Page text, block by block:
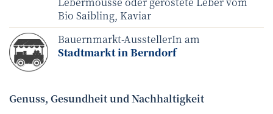
Bio Saibling, Kaviar
Bauernmarkt-AusstellerIn am
Stadtmarkt in Berndorf
Genuss, Gesundheit und Nachhaltigkeit